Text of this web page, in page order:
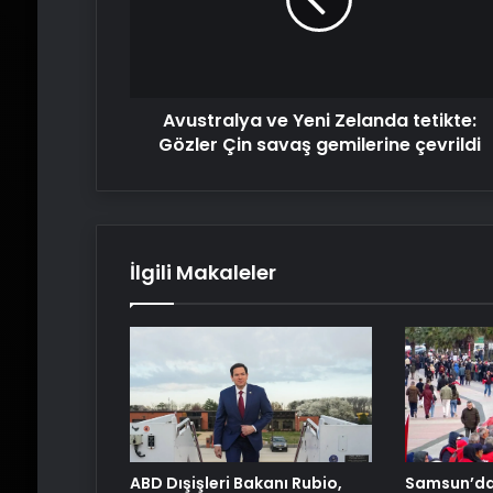
çevrildiAvustralya ve Yeni Zelanda tetikte:
Gözler Çin savaş gemilerine çevrildi
İlgili Makaleler
ABD Dışişleri Bakanı Rubio,